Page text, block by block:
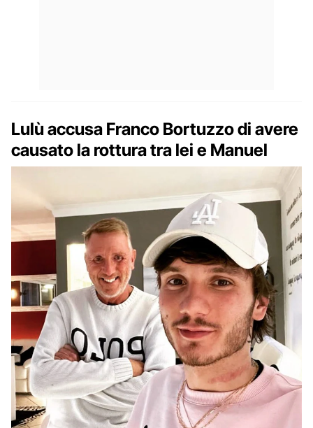
Lulù accusa Franco Bortuzzo di avere
causato la rottura tra lei e Manuel